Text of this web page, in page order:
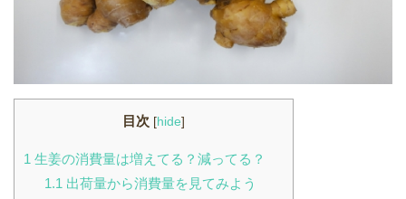
目次 [hide]
1 生姜の消費量は増えてる？減ってる？
1.1出荷量から消費量を見てみよう